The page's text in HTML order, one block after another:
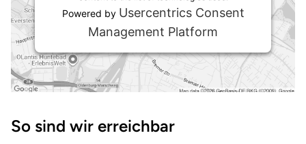
Wegbeschreibung
Powered by Usercentrics Consent
Management Platform
So sind wir erreichbar